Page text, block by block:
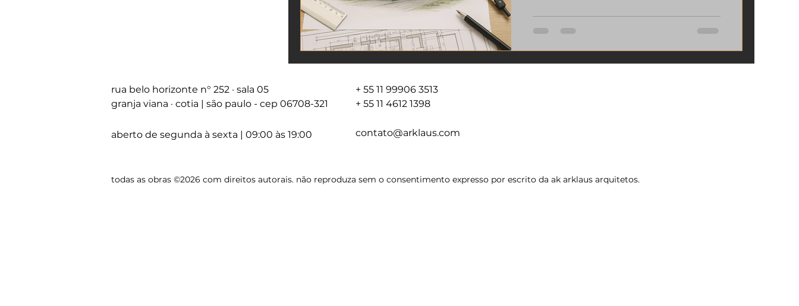
ak • arklaus
arquitetos +
Se você pesquisou "como tirar habite-
se em Cotia", provavelmente está com
rua belo horizonte n° 252 · sala 05
granja viana · cotia | são paulo - cep 06708-321
+ 55 11 99906 3513
+ 55 11 4612 1398
aberto de segunda à sexta | 09:00 às 19:00 contato@arklaus.com
todas as obras ©2026 com direitos autorais. não reproduza sem o consentimento expresso por escrito da ak arklaus arquitetos.